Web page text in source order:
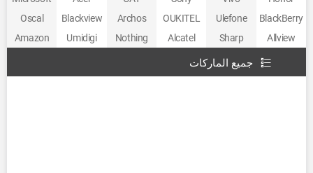
BlackBerry
Ulefone
OUKITEL
Archos
Blackview
Oscal
Allview
Sharp
Alcatel
Nothing
Umidigi
Amazon
جميع الماركات